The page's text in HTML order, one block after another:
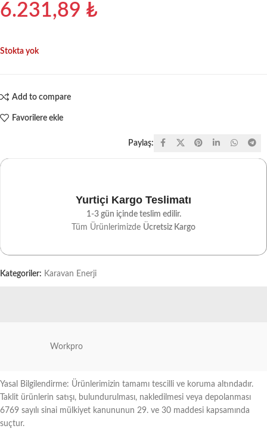
6.231,89 ₺
Stokta yok
Add to compare
Favorilere ekle
Paylaş:
Yurtiçi Kargo Teslimatı
1-3 gün içinde teslim edilir.
Tüm Ürünlerimizde Ücretsiz Kargo
Kategoriler: Karavan Enerji
Workpro
Yasal Bilgilendirme: Ürünlerimizin tamamı tescilli ve koruma altındadır.
Taklit ürünlerin satışı, bulundurulması, nakledilmesi veya depolanması
6769 sayılı sinai mülkiyet kanununun 29. ve 30 maddesi kapsamında
suçtur.